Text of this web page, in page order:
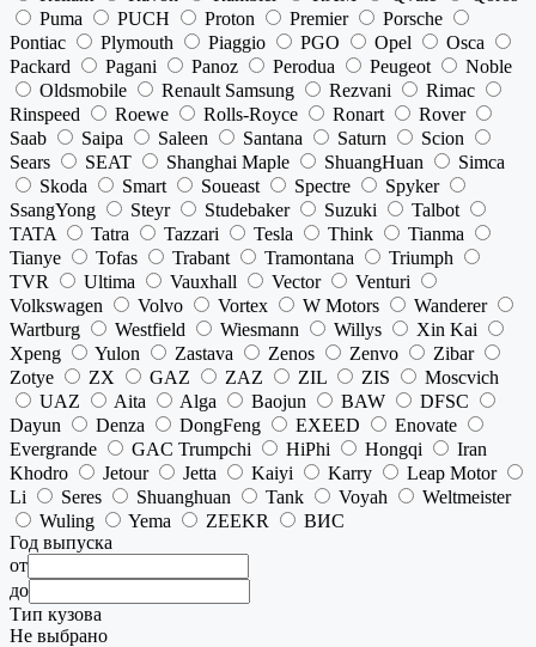
Puma
PUCH Proton Premier
Porsche
Pontiac
Plymouth Piaggio PGO Opel
Osca
Packard
Pagani Panoz Perodua Peugeot
Noble
Oldsmobile
Renault Samsung Rezvani
Rimac
Rinspeed
Roewe Rolls-Royce Ronart
Rover
Saab
Saipa Saleen Santana Saturn
Scion
Sears
SEAT Shanghai Maple ShuangHuan
Simca
Skoda
Smart Soueast Spectre
Spyker
SsangYong
Steyr Studebaker Suzuki
Talbot
TATA
Tatra Tazzari Tesla Think
Tianma
Tianye
Tofas Trabant Tramontana
Triumph
TVR
Ultima Vauxhall Vector
Venturi
Volkswagen
Volvo Vortex W Motors
Wanderer
Wartburg
Westfield Wiesmann Willys
Xin Kai
Xpeng
Yulon Zastava Zenos Zenvo
Zibar
Zotye
ZX GAZ ZAZ ZIL ZIS
Moscvich
UAZ
Aita Alga Baojun BAW
DFSC
Dayun
Denza DongFeng EXEED
Enovate
Evergrande
GAC Trumpchi HiPhi Hongqi
Iran
Khodro
Jetour Jetta Kaiyi Karry
Leap Motor
Li
Seres Shuanghuan Tank Voyah
Weltmeister
Wuling
Yema ZEEKR
ВИС
Год выпуска
от
до
Тип кузова
Не выбрано